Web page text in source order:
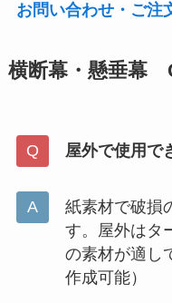
お問い合わせ・ご注
横断幕・懸垂幕
屋外で使用で
紙素材で破損
す。屋外はタ
の素材が適し
作成可能）